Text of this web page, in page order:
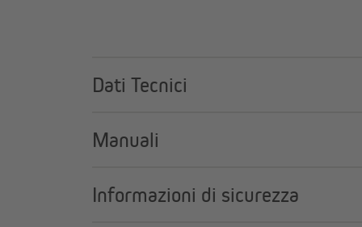
Dati Tecnici
Manuali
Informazioni di sicurezza